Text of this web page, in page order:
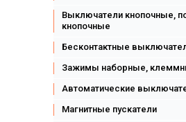
Выключатели кнопочные,
кнопочные
Бесконтактные
Зажимы наборные,
Автоматические
Магнитные пускатели